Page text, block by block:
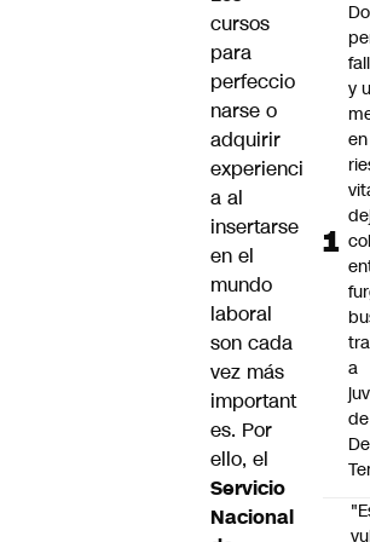
cursos
para
perfeccio
narse o
adquirir
experienci
a al
insertarse
en el
mundo
laboral
son cada
vez más
important
es. Por
ello, el
Servicio
Nacional
y
en
a
de